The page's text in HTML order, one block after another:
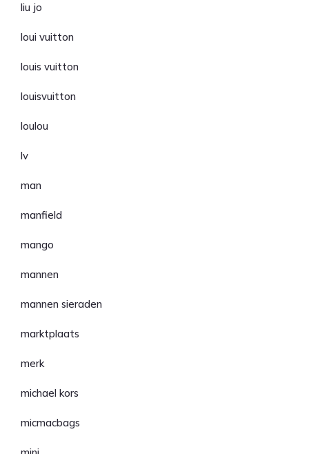
liu jo
loui vuitton
louis vuitton
louisvuitton
loulou
lv
man
manfield
mango
mannen
mannen sieraden
marktplaats
merk
michael kors
micmacbags